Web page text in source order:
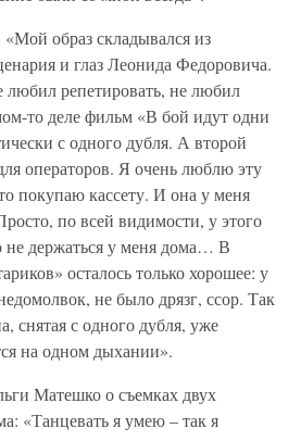
образ складывался из
и глаз Леонида Федоровича.
репетировать, не любил
то деле фильм «В бой идут одни
с одного дубля. А второй
операторов. Я очень люблю эту
покупаю кассету. И она у меня
по всей видимости, у этого
не держаться у меня дома… В
осталось только хорошее: у
не было дрязг, ссор. Так
снятая с одного дубля, уже
на одном дыхании».
Матешко о съемках двух
«Танцевать я умею – так я